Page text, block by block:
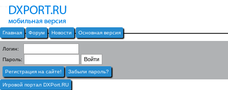
Главная Форум Новости Основная версия
Логин:
Пароль:
Регистрация на сайте! Забыли пароль?
Игровой портал DXPort.RU